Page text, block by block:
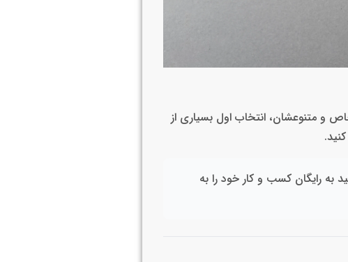
و متنوعشان، انتخاب اول بسیاری از
به رایگان کسب و کار خود را به